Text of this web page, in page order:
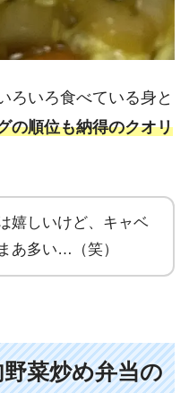
ろいろ食べている身と
の順位も納得のクオリ
嬉しいけど、キャベ
あ多い…（笑）
菜炒め弁当の